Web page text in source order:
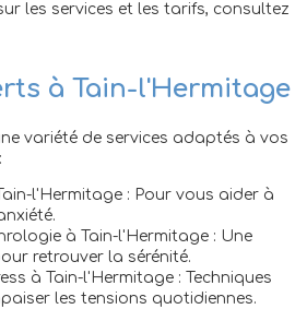
les services et les tarifs, consultez
à Tain-l'Hermitage
variété de services adaptés à vos
l'Hermitage : Pour vous aider à
à Tain-l'Hermitage : Une
retrouver la sérénité.
à Tain-l'Hermitage : Techniques
les tensions quotidiennes.